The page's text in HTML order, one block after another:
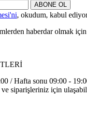
ABONE OL
, okudum, kabul
haberdar olmak
/ Hafta sonu 09:00 -
siparişleriniz için